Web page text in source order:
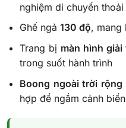
nghiệm di chuyển thoải
Ghế ngả 130 độ, mang
Trang bị màn hình giải
trong suốt hành trình
Boong ngoài trời rộng
hợp để ngắm cảnh